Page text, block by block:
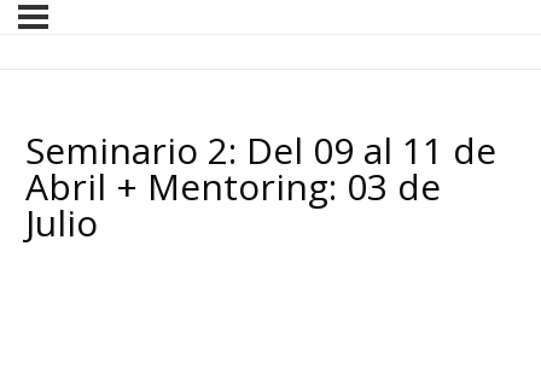
Seminario 2: Del 09 al 11 de
Abril + Mentoring: 03 de
Julio